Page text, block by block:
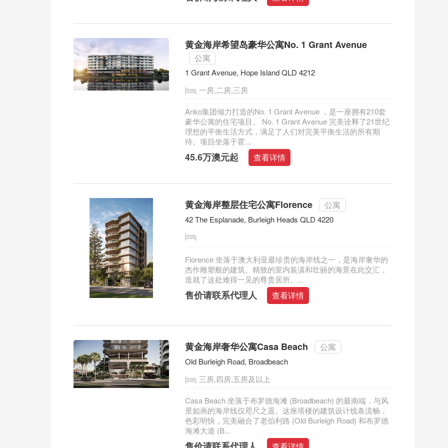
黄金海岸希望岛豪华公寓No. 1 Grant Avenue
公寓
1 Grant Avenue, Hope Island QLD 4212
一房,二房,三房
Anko集团倾力打造的No. 1 Grant Avenue ，是一座拥有210套
豪华公寓的住宅项目。 No. 1 Grant Avenue 完美诠释了21世纪
理想的平衡生活方式，满足了人们对完美平衡生活的所有期
待。项目坐落于霍...
45.6万澳元起 查看详情
黄金海岸整层住宅公寓Florence 公寓
42 The Esplanade, Burleigh Heads QLD 4220
Florence 坐落于澳大利亚最珍贵的海岸线之一，是海岸奢华的
杰作雕塑般的建筑、精致的室内装潢和壮丽的海景在此交汇，
造就了这处难得一见的尊贵居所。...
售价请联系代理人 查看详情
黄金海岸奢华公寓Casa Beach 公寓
Old Burleigh Road, Broadbeach
三房,四房,五房及以上
Casa Beach 坐落于布罗德海滩 (Broadbeach) 的最南端，与风
景如画的海岸线仅咫尺之遥。这座塔楼的建筑设计线条流畅，
色彩明快，完美融合了老伯利路 (Old Burleigh Road) 和布罗德
海滩大道 (B...